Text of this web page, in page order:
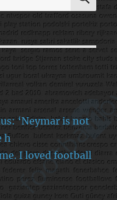
‘Neymar is not
h
I loved football